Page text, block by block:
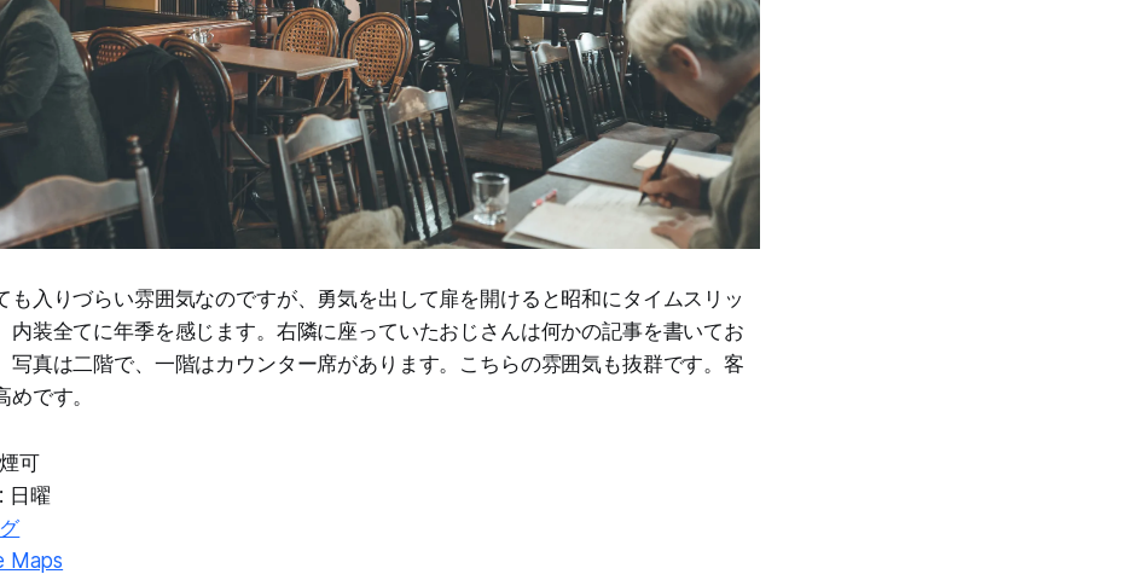
も入りづらい雰囲気なのですが、勇気を出して扉を開けると昭和にタイムスリッ
内装全てに年季を感じます。右隣に座っていたおじさんは何かの記事を書いてお
写真は二階で、一階はカウンター席があります。こちらの雰囲気も抜群です。客
です。
可
日曜
Maps